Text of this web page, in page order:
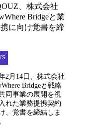
、株式会社
Bridgeと業
に向け覚書を締
2月14日、株式会社
Bridgeと戦略
同事業の展開を視
れた業務提携契約
、覚書を締結しま